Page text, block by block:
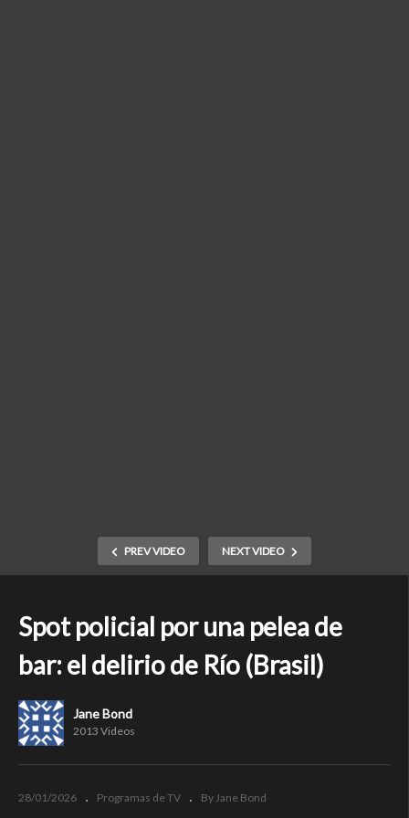
PREV VIDEO NEXT VIDEO
Spot policial por una pelea de
bar: el delirio de Río (Brasil)
Jane Bond
2013 Videos
28/01/2026 Programas de TV By Jane Bond